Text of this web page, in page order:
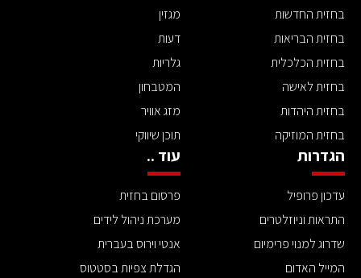
בחזית החדשות
בחזית הבריאות
בחזית הכלכלית
בחזית לאישה
בחזית היהדות
בחזית המוזיקה
מגזין
דעות
גלריות
המטבחון
מזג אוויר
תוכן שיווקי
הגדרות
עדכון פרופיל
התראות וניוזלטרים
שדרוג למנוי פרימיום
המייל האדום
עוד ..
פרסום בחזית
מערכת ניהול לידים
אנטי וירוס בעברית
הגדלת צפיות בסטטוס